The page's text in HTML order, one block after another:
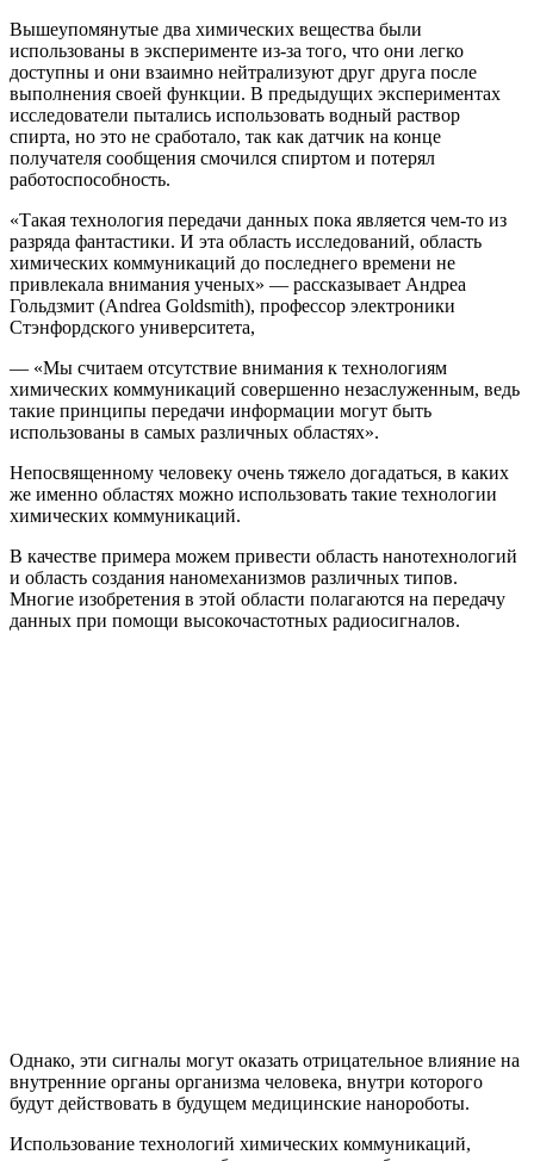
Вышеупомянутые два химических вещества были
использованы в эксперименте из-за того, что они легко
доступны и они взаимно нейтрализуют друг друга после
выполнения своей функции. В предыдущих экспериментах
исследователи пытались использовать водный раствор
спирта, но это не сработало, так как датчик на конце
получателя сообщения смочился спиртом и потерял
работоспособность.
«Такая технология передачи данных пока является чем-то из
разряда фантастики. И эта область исследований, область
химических коммуникаций до последнего времени не
привлекала внимания ученых» — рассказывает Андреа
Гольдзмит (Andrea Goldsmith), профессор электроники
Стэнфордского университета,
— «Мы считаем отсутствие внимания к технологиям
химических коммуникаций совершенно незаслуженным, ведь
такие принципы передачи информации могут быть
использованы в самых различных областях».
Непосвященному человеку очень тяжело догадаться, в каких
же именно областях можно использовать такие технологии
химических коммуникаций.
В качестве примера можем привести область нанотехнологий
и область создания наномеханизмов различных типов.
Многие изобретения в этой области полагаются на передачу
данных при помощи высокочастотных радиосигналов.
Однако, эти сигналы могут оказать отрицательное влияние на
внутренние органы организма человека, внутри которого
будут действовать в будущем медицинские нанороботы.
Использование технологий химических коммуникаций,